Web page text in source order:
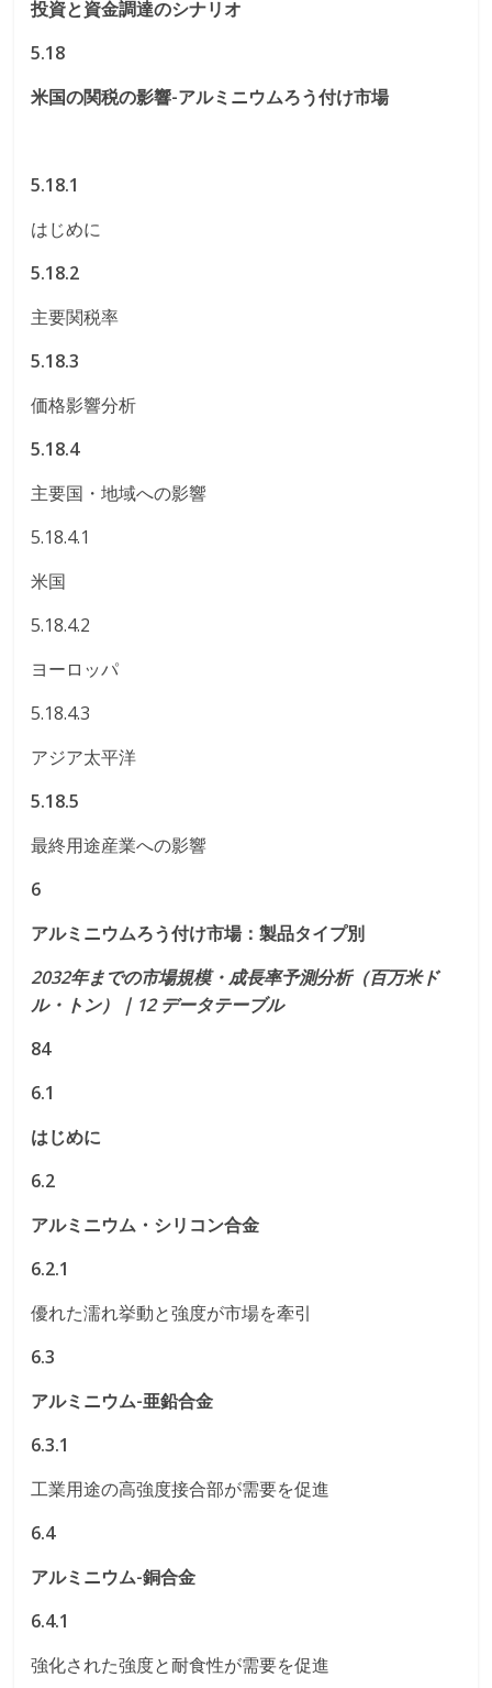
投資と資金調達のシナリオ
5.18
米国の関税の影響-アルミニウムろう付け市場
5.18.1
はじめに
5.18.2
主要関税率
5.18.3
価格影響分析
5.18.4
主要国・地域への影響
5.18.4.1
米国
5.18.4.2
ヨーロッパ
5.18.4.3
アジア太平洋
5.18.5
最終用途産業への影響
6
アルミニウムろう付け市場：製品タイプ別
2032年までの市場規模・成長率予測分析（百万米ド
ル・トン）｜12 データテーブル
84
6.1
はじめに
6.2
アルミニウム・シリコン合金
6.2.1
優れた濡れ挙動と強度が市場を牽引
6.3
アルミニウム-亜鉛合金
6.3.1
工業用途の高強度接合部が需要を促進
6.4
アルミニウム-銅合金
6.4.1
強化された強度と耐食性が需要を促進